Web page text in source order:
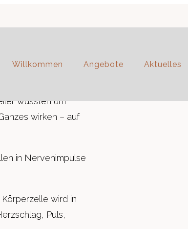
Willkommen Angebote Aktuelles
wussten um
wirken – auf
in Nervenimpulse
wird in
Puls,